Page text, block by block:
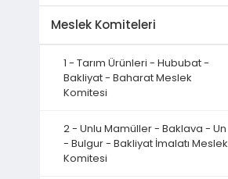
Meslek Komiteleri
1 - Tarım Ürünleri - Hububat -
Bakliyat - Baharat Meslek
Komitesi
2 - Unlu Mamüller - Baklava - Un
- Bulgur - Bakliyat İmalatı Meslek
Komitesi